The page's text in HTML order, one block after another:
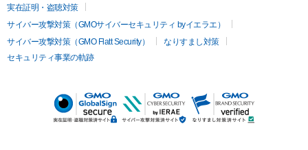
実在証明・盗聴対策
サイバー攻撃対策（GMOサイバーセキュリティ byイエラエ）
サイバー攻撃対策（GMO Flatt Security）
なりすまし対策
セキュリティ事業の軌跡